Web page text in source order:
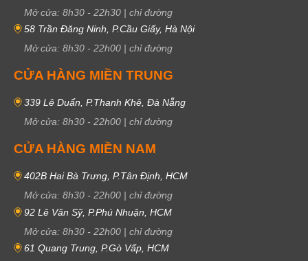
Mở cửa: 8h30 - 22h30 | chỉ đường
58 Trần Đăng Ninh, P.Cầu Giấy, Hà Nội
Mở cửa: 8h30 - 22h00 | chỉ đường
CỬA HÀNG MIỀN TRUNG
339 Lê Duẩn, P.Thanh Khê, Đà Nẵng
Mở cửa: 8h30 - 22h00 | chỉ đường
CỬA HÀNG MIỀN NAM
402B Hai Bà Trưng, P.Tân Định, HCM
Mở cửa: 8h30 - 22h00 | chỉ đường
92 Lê Văn Sỹ, P.Phú Nhuận, HCM
Mở cửa: 8h30 - 22h00 | chỉ đường
61 Quang Trung, P.Gò Vấp, HCM